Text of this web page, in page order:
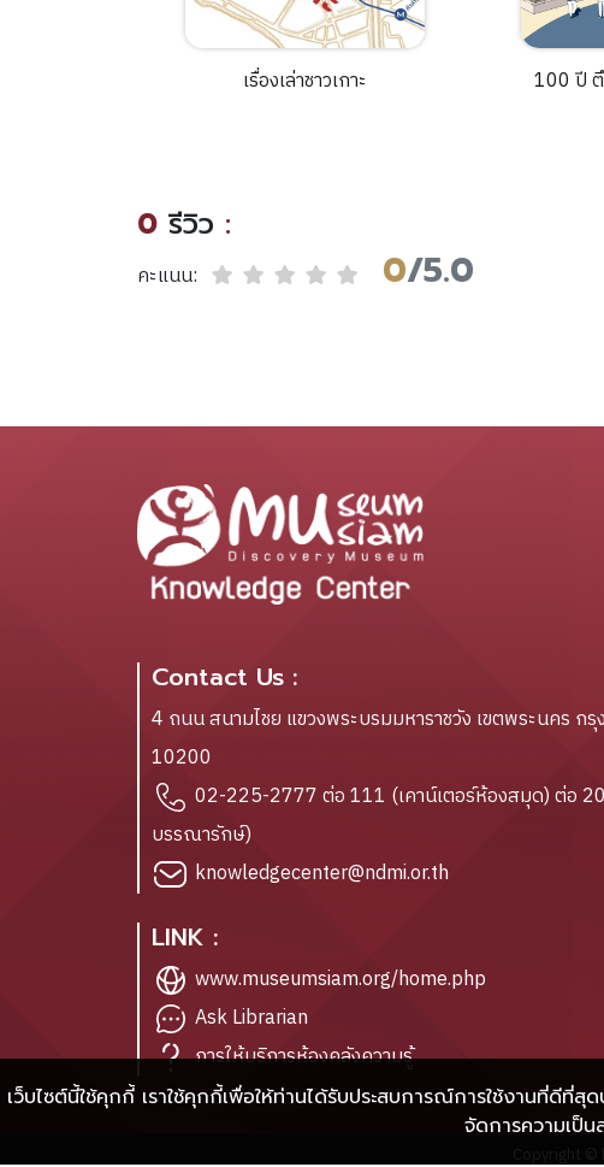
เรื่องเล่าชาวเกาะ
100 ปี
0 รีวิว :
คะแนน: 0/5.0
เว็บไซต์นี้ใช้คุกกี้ เราใช้คุกกี้เพื่อให้ท่านได้รับประสบการณ์การใช้งานที่ดีที่สุ
จัดการความเป็
Contact Us :
4 ถนน สนามไชย แขวงพระบรมมหาราชวัง เขตพระนคร ก
10200
02-225-2777 ต่อ 111 (เคาน์เตอร์ห้องสมุด) ต่อ
บรรณารักษ์)
knowledgecenter@ndmi.or.th
LINK :
www.museumsiam.org/home.php
Ask Librarian
การให้บริการห้องคลังความรู้